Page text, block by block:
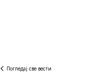
Погледај све вести